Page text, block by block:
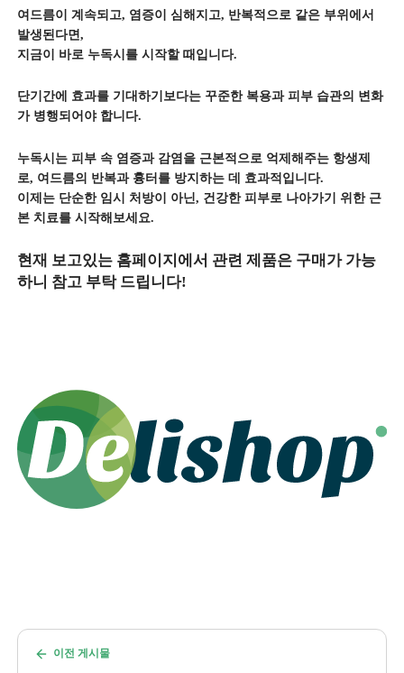
여드름이 계속되고, 염증이 심해지고, 반복적으로 같은 부위에서
발생된다면,
지금이 바로 누독시를 시작할 때입니다.
단기간에 효과를 기대하기보다는 꾸준한 복용과 피부 습관의 변화
가 병행되어야 합니다.
누독시는 피부 속 염증과 감염을 근본적으로 억제해주는 항생제
로, 여드름의 반복과 흉터를 방지하는 데 효과적입니다.
이제는 단순한 임시 처방이 아닌, 건강한 피부로 나아가기 위한 근
본 치료를 시작해보세요.
현재 보고있는 홈페이지에서 관련 제품은 구매가 가능
하니 참고 부탁 드립니다!
이전 게시물